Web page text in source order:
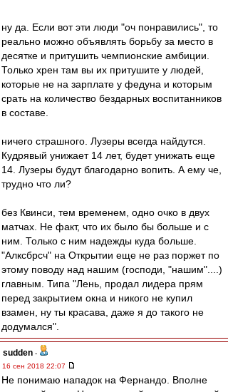
ну да. Если вот эти люди "оч понравились", то
реально можно объявлять борьбу за место в
десятке и притушить чемпионские амбиции.
Только хрен там вы их притушите у людей,
которые не на зарплате у федуна и которым
срать на количество бездарных воспитанников
в составе.
ничего страшного. Лузеры всегда найдутся.
Кудрявый унижает 14 лет, будет унижать еще
14. Лузеры будут благодарно вопить. А ему че,
трудно что ли?
без Квинси, тем временем, одно очко в двух
матчах. Не факт, что их было бы больше и с
ним. Только с ним надежды куда больше.
"Алксбрсч" на Открытии еще не раз поржет по
этому поводу над нашим (господи, "нашим"....)
главным. Типа "Лень, продал лидера прям
перед закрытием окна и никого не купил
взамен, ну ты красава, даже я до такого не
додумался".
sudden -
16 сен 2018 22:07
Не понимаю нападок на Фернандо. Вполне